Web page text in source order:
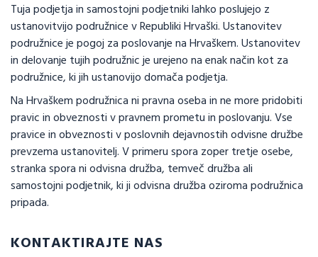
Tuja podjetja in samostojni podjetniki lahko poslujejo z
ustanovitvijo podružnice v Republiki Hrvaški. Ustanovitev
podružnice je pogoj za poslovanje na Hrvaškem. Ustanovitev
in delovanje tujih podružnic je urejeno na enak način kot za
podružnice, ki jih ustanovijo domača podjetja.
Na Hrvaškem podružnica ni pravna oseba in ne more pridobiti
pravic in obveznosti v pravnem prometu in poslovanju. Vse
pravice in obveznosti v poslovnih dejavnostih odvisne družbe
prevzema ustanovitelj. V primeru spora zoper tretje osebe,
stranka spora ni odvisna družba, temveč družba ali
samostojni podjetnik, ki ji odvisna družba oziroma podružnica
pripada.
KONTAKTIRAJTE NAS